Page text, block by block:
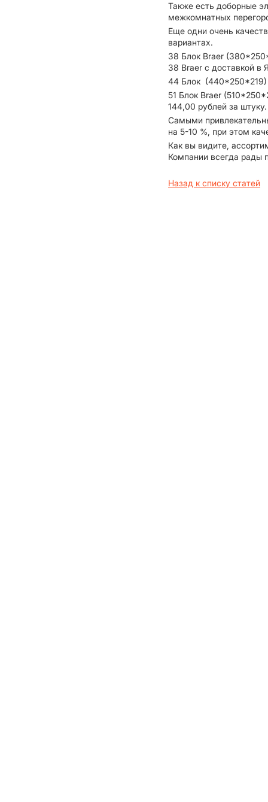
Также есть доборные
межкомнатных
Еще одни очень
вариантах.
38 Блок Braer
38 Braer с доставкой в
44 Блок (440*250*219)
51 Блок Braer
144,00 рублей за штуку.
Самыми
на 5-10 %, при этом
Как вы видите,
Компании всегда рады
Назад к списку статей